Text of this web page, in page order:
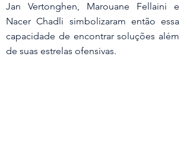
Jan Vertonghen, Marouane Fellaini e
Nacer Chadli simbolizaram então essa
capacidade de encontrar soluções além
de suas estrelas ofensivas.